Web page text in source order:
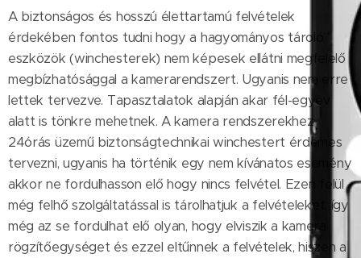
A biztonságos és hosszú élettartamú felvételek
érdekében fontos tudni hogy a hagyományos tároló
eszközök (winchesterek) nem képesek ellátni megfelelő
megbízhatósággal a kamerarendszert. Ugyanis nem erre
lettek tervezve. Tapasztalatok alapján akar fél-egyév
alatt is tönkre mehetnek. A kamera rendszerekhez
24órás üzemű biztonságtechnikai winchestert érdemes
tervezni, ugyanis ha történik egy nem kívánatos esemény
akkor ne fordulhasson elő hogy nincs felvétel. Ezen felül
még felhő szolgáltatással is tárolhatjuk a felvételeket, így
még az se fordulhat elő olyan, hogy elviszik a kamera
rögzítőegységet és ezzel eltűnnek a felvételek, hiszen a